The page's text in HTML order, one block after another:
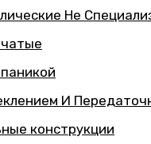
Не
И
конструкции